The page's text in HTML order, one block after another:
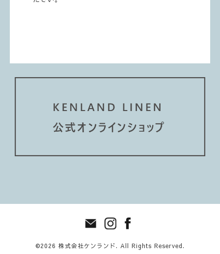
©2026 株式会社ケンランド. All Rights Reserved.